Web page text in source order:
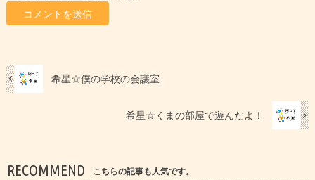
希星☆僕の学校の会議室
希星☆くまの部屋で遊んだよ！
RECOMMEND こちらの記事も人気です。